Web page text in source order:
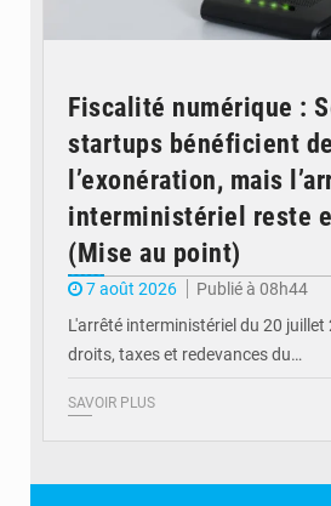
Fiscalité numérique :
startups bénéficient de
l’exonération, mais
interministériel reste
(Mise au point)
7 août 2026
Publié à 08h44
L'arrêté interministériel du 20
droits, taxes et redevances du…
SAVOIR PLUS